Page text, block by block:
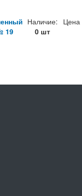
19
Наличие:
0 шт
Цена